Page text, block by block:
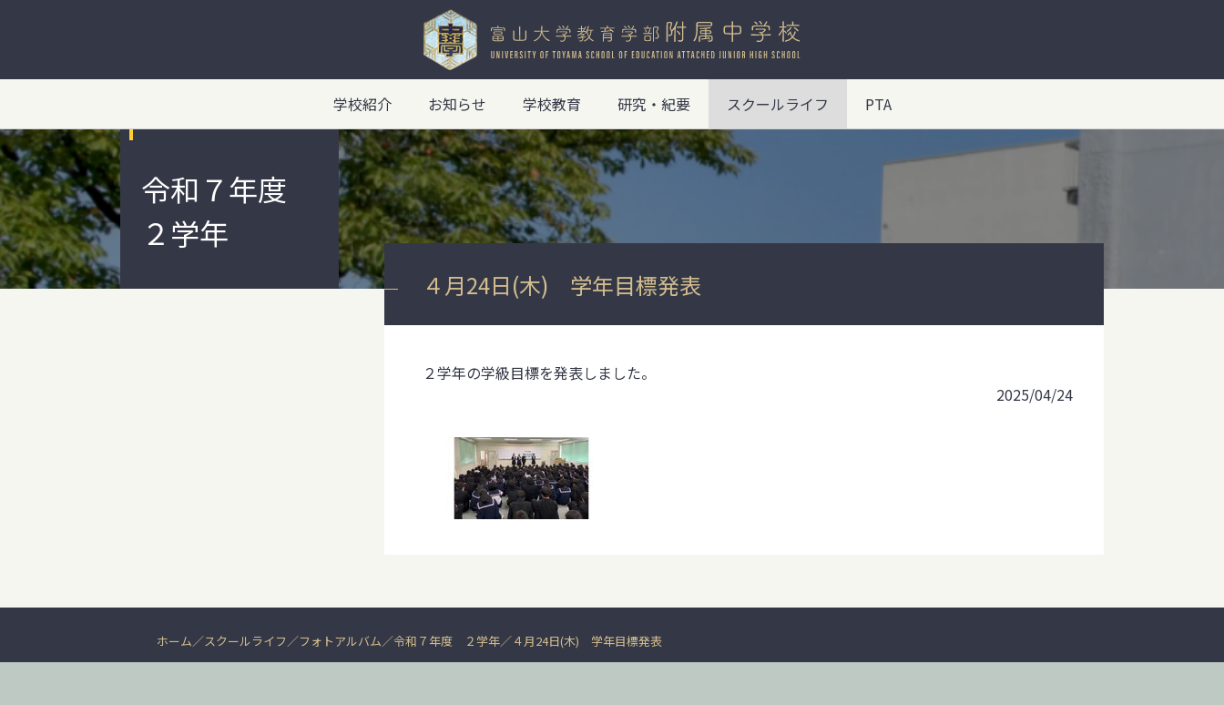
学校紹介 お知らせ 学校教育 研究・紀要 スクールライフ PTA
令和７年度
２学年
４月24日(木) 学年目標発表
２学年の学級目標を発表しました。
2025/04/24
ホーム スクールライフ フォトアルバム 令和７年度 ２学年 ４月24日(木) 学年目標発表